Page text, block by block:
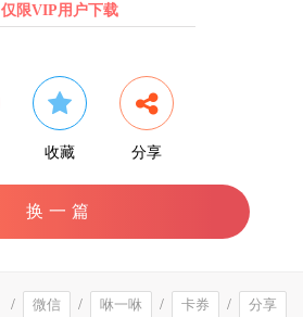
仅限VIP用户下载
收藏 分享
换一篇
分享
/
卡券
/
咻一咻
/
微信
/